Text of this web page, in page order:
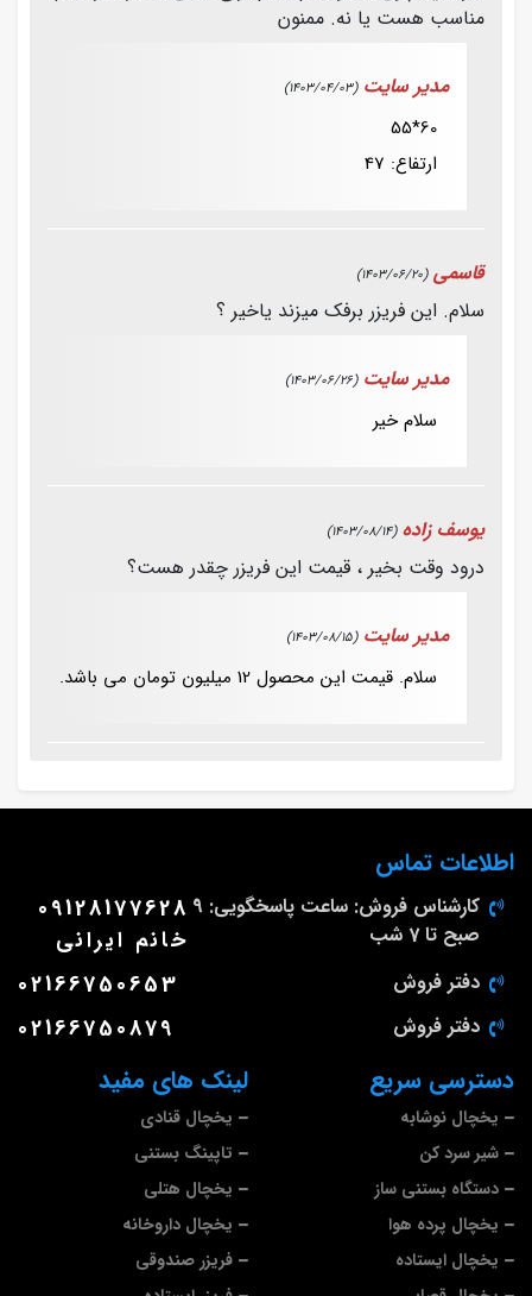
مناسب هست یا نه. ممنون
مدیر سایت (1403/04/03)
60*55
ارتفاع: 47
قاسمی (1403/06/20)
سلام. این فریزر برفک میزند یاخیر ؟
مدیر سایت (1403/06/26)
سلام خیر
یوسف زاده (1403/08/14)
درود وقت بخیر ، قیمت این فریزر چقدر هست؟
مدیر سایت (1403/08/15)
سلام. قیمت این محصول 12 میلیون تومان می باشد.
لینک های مفید
یخچال قنادی
تاپینگ بستنی
یخچال هتلی
یخچال داروخانه
فریزر صندوقی
دسترسی سریع
یخچال نوشابه
شیر سرد کن
دستگاه بستنی ساز
یخچال پرده هوا
یخچال ایستاده
اطلاعات تماس
کارشناس فروش: ساعت پاسخگویی: 9
صبح تا 7 شب
09128177628
خانم ایرانی
دفتر فروش 02166750653
دفتر فروش 02166750879